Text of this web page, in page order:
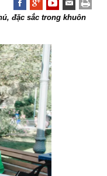
đặc sắc trong khuôn